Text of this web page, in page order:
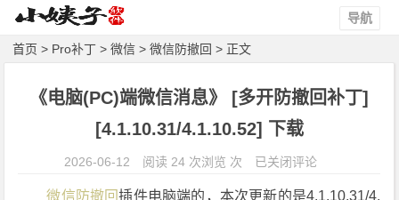
导航
首页 > Pro补丁 >微信 >微信防撤回 > 正文
《电脑(PC)端微信消息》 [多开防撤回补丁]
[4.1.10.31/4.1.10.52] 下载
2026-06-12 阅读 24 次浏览 次
《电
已关闭评论
微信防撤回插件电脑端的，本次更新的是4.1.10.31/4.